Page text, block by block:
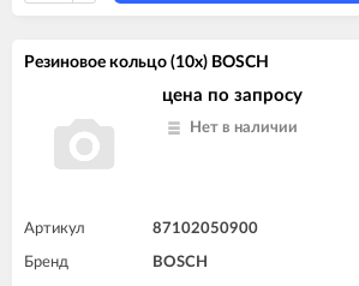
Резиновое кольцо (10x) BOSCH
цена по запросу
Нет в наличии
Артикул 87102050900
Бренд BOSCH